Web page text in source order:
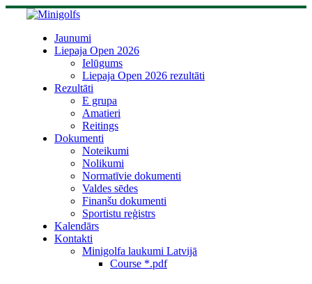
Skip
Jaunumi
Liepaja Open 2026
Ielūgums
Liepaja Open 2026 rezultāti
Rezultāti
E grupa
Amatieri
Reitings
Dokumenti
Noteikumi
Nolikumi
Normatīvie dokumenti
Valdes sēdes
Finanšu dokumenti
Sportistu reģistrs
Kalendārs
Kontakti
Minigolfa laukumi Latvijā
Course *.pdf